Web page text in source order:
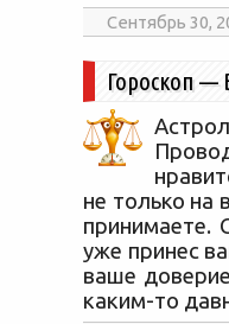
Сентябрь 30,
Гороскоп —
не только на
принимаете.
уже принес
ваше
каким-то